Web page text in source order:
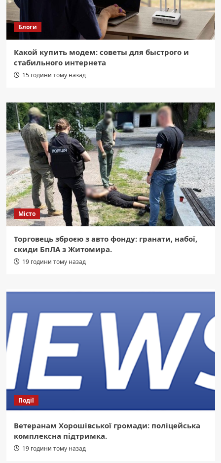
Блоги
Какой купить модем: советы для быстрого и
стабильного интернета
15 години тому назад
Місто
Торговець зброєю з авто фонду: гранати, набої,
скиди БпЛА з Житомира.
19 години тому назад
Події
Ветеранам Хорошівської громади: поліцейська
комплексна підтримка.
19 години тому назад